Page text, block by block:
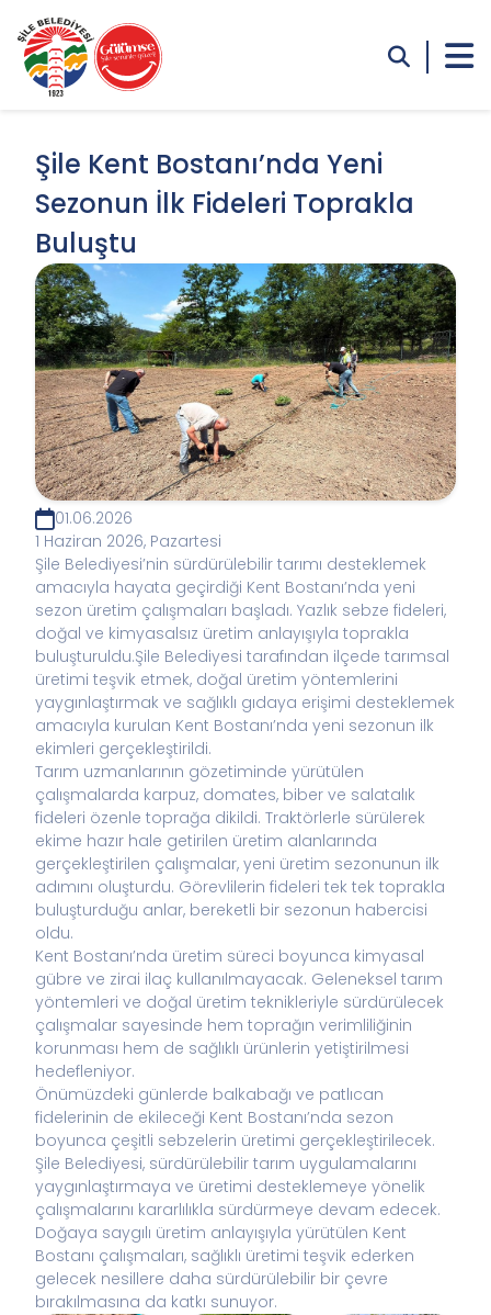
Şile Kent Bostanı’nda Yeni
Sezonun İlk Fideleri Toprakla
Buluştu
01.06.2026
1 Haziran 2026, Pazartesi
Şile Belediyesi’nin sürdürülebilir tarımı desteklemek
amacıyla hayata geçirdiği Kent Bostanı’nda yeni
sezon üretim çalışmaları başladı. Yazlık sebze fideleri,
doğal ve kimyasalsız üretim anlayışıyla toprakla
buluşturuldu.Şile Belediyesi tarafından ilçede tarımsal
üretimi teşvik etmek, doğal üretim yöntemlerini
yaygınlaştırmak ve sağlıklı gıdaya erişimi desteklemek
amacıyla kurulan Kent Bostanı’nda yeni sezonun ilk
ekimleri gerçekleştirildi.
Tarım uzmanlarının gözetiminde yürütülen
çalışmalarda karpuz, domates, biber ve salatalık
fideleri özenle toprağa dikildi. Traktörlerle sürülerek
ekime hazır hale getirilen üretim alanlarında
gerçekleştirilen çalışmalar, yeni üretim sezonunun ilk
adımını oluşturdu. Görevlilerin fideleri tek tek toprakla
buluşturduğu anlar, bereketli bir sezonun habercisi
oldu.
Kent Bostanı’nda üretim süreci boyunca kimyasal
gübre ve zirai ilaç kullanılmayacak. Geleneksel tarım
yöntemleri ve doğal üretim teknikleriyle sürdürülecek
çalışmalar sayesinde hem toprağın verimliliğinin
korunması hem de sağlıklı ürünlerin yetiştirilmesi
hedefleniyor.
Önümüzdeki günlerde balkabağı ve patlıcan
fidelerinin de ekileceği Kent Bostanı’nda sezon
boyunca çeşitli sebzelerin üretimi gerçekleştirilecek.
Şile Belediyesi, sürdürülebilir tarım uygulamalarını
yaygınlaştırmaya ve üretimi desteklemeye yönelik
çalışmalarını kararlılıkla sürdürmeye devam edecek.
Doğaya saygılı üretim anlayışıyla yürütülen Kent
Bostanı çalışmaları, sağlıklı üretimi teşvik ederken
gelecek nesillere daha sürdürülebilir bir çevre
bırakılmasına da katkı sunuyor.